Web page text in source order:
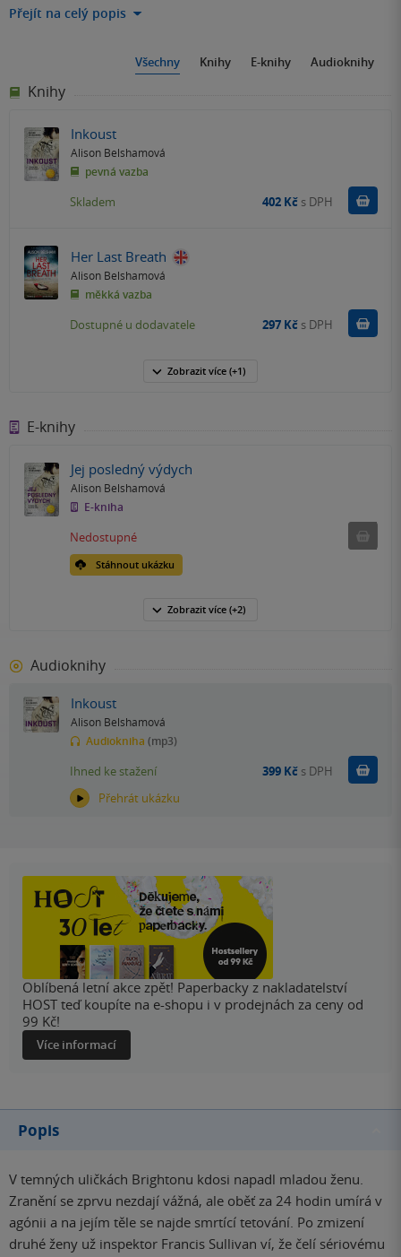
Přejít na celý popis
Všechny Knihy E-knihy Audioknihy
Knihy
Inkoust
Alison Belshamová
pevná vazba
Skladem 402 Kč s DPH
Her Last Breath
Alison Belshamová
měkká vazba
Dostupné u dodavatele 297 Kč s DPH
Zobrazit více (+1)
E-knihy
Jej posledný výdych
Alison Belshamová
E-kniha
Stáhnout ukázku
Nedostupné
Zobrazit více (+2)
Audioknihy
Inkoust
Alison Belshamová
Audiokniha (mp3)
Přehrát ukázku
Ihned ke stažení 399 Kč s DPH Koupit
Oblíbená letní akce zpět! Paperbacky z nakladatelství
HOST teď koupíte na e-shopu i v prodejnách za ceny od
99 Kč!
Více informací
Popis
V temných uličkách Brightonu kdosi napadl mladou ženu.
Zranění se zprvu nezdají vážná, ale oběť za 24 hodin umírá v
agónii a na jejím těle se najde smrtící tetování. Po zmizení
druhé ženy už inspektor Francis Sullivan ví, že čelí sériovému